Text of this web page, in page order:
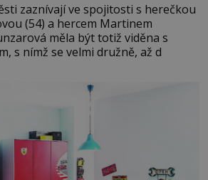
zaznívají ve spojitosti s herečkou
(54) a hercem Martinem
měla být totiž viděna s
s nímž se velmi družně, až d